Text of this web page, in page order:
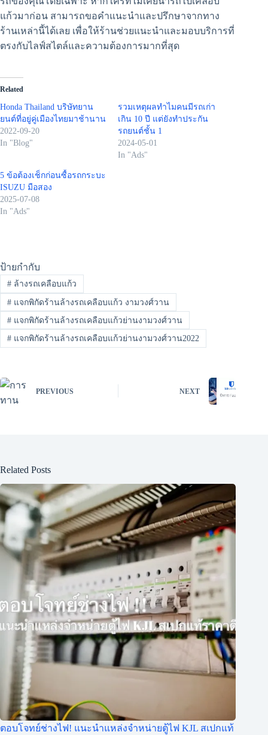
แก้วมาก่อน สามารถขอคำแนะนำและปรึกษาจากทาง
ร้านเหล่านี้ได้เลย เพื่อให้ร้านช่วยแนะนำและมอบบริการที่
ตรงกับไลฟ์สไตล์และความต้องการมากที่สุด
Related
Honda Thailand บริษัทยาน
ยนต์ที่อยู่คู่เมืองไทยมาช้านาน
2022-09-20
In "Blog"
รวมเหตุผลทำไมคนมีรถเก่า
เกิน 10 ปี แต่ยังทำประกัน
รถยนต์ชั้น 1
2024-05-01
In "Ads"
5 ข้อต้องเช็กก่อนซื้อรถกระบะ
ISUZU มือสอง
2025-07-08
In "Ads"
ป้ายกำกับ
#ล้างรถเคลือบแก้ว
#แจกพิกัดร้านล้างรถเคลือบแก้ว งามวงศ์วาน
#แจกพิกัดร้านล้างรถเคลือบแก้วย่านงามวงศ์วาน
#แจกพิกัดร้านล้างรถเคลือบแก้วย่านงามวงศ์วาน2022
PREVIOUS NEXT
Related Posts
ตอบโจทย์ช่างไฟ! แนะนำแหล่งจำหน่ายตู้ไฟ KJL สเปกแท้